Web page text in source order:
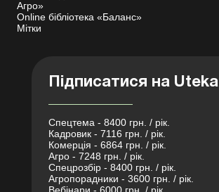
Агро»
Online бібліотека «Баланс»
Мітки
Підписатися на Uteka
Спецтема - 8400 грн. / рік.
Кадровик - 7116 грн. / рік.
Комерція - 6864 грн. / рік.
Агро - 7248 грн. / рік.
Спецрозбір - 8400 грн. / рік.
Агропорадники - 3600 грн. / рік.